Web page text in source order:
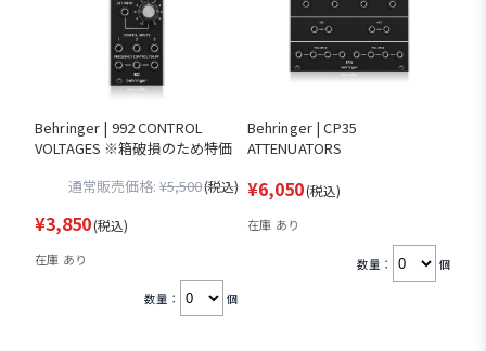
Behringer | 992 CONTROL
VOLTAGES ※箱破損のため特価
通常販売価格: ¥5,500(税込)
¥3,850(税込)
在庫 あり
数量： 個
Behringer | CP35
ATTENUATORS
¥6,050(税込)
在庫 あり
数量： 個